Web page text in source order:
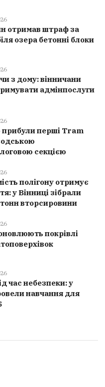
отримав штраф за
озера бетонні блоки
з дому: вінничани
адмінпослуги
перші Tram
секцією
полігону отримує
у Вінниці зібрали
вторсировини
покрівлі
час небезпеки: у
навчання для